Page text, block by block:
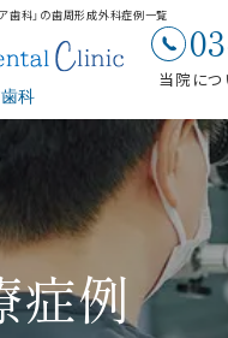
歯科」の歯周形成外科症例一覧
当院につ
症例